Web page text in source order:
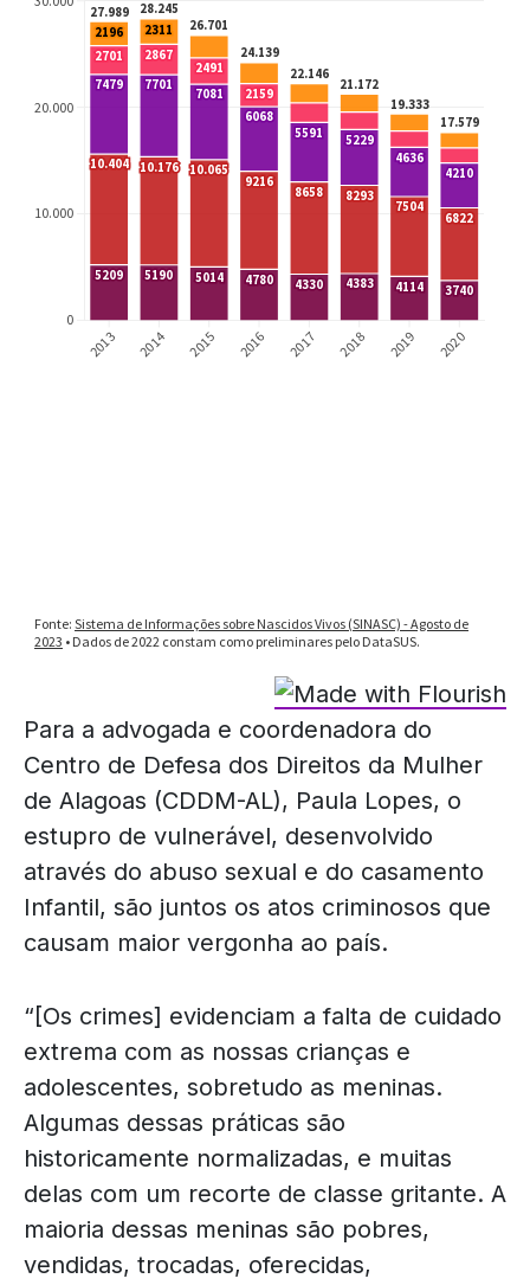
Para a advogada e coordenadora do
Centro de Defesa dos Direitos da Mulher
de Alagoas (CDDM-AL), Paula Lopes, o
estupro de vulnerável, desenvolvido
através do abuso sexual e do casamento
Infantil, são juntos os atos criminosos que
causam maior vergonha ao país.
“[Os crimes] evidenciam a falta de cuidado
extrema com as nossas crianças e
adolescentes, sobretudo as meninas.
Algumas dessas práticas são
historicamente normalizadas, e muitas
delas com um recorte de classe gritante. A
maioria dessas meninas são pobres,
vendidas, trocadas, oferecidas,